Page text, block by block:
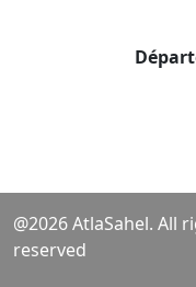
@2026 AtlaSahel. All
reserved